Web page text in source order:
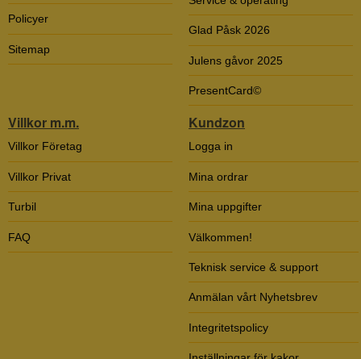
Policyer
Sitemap
Glad Påsk 2026
Julens gåvor 2025
PresentCard©
Villkor m.m.
Villkor Företag
Villkor Privat
Turbil
FAQ
Kundzon
Logga in
Mina ordrar
Mina uppgifter
Välkommen!
Teknisk service & support
Anmälan vårt Nyhetsbrev
Integritetspolicy